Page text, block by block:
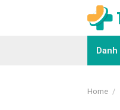
Home /